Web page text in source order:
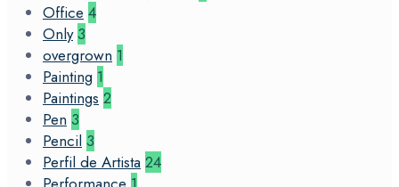
Office 4
Only 3
overgrown 1
Painting 1
Paintings 2
Pen 3
Pencil 3
Perfil de Artista 24